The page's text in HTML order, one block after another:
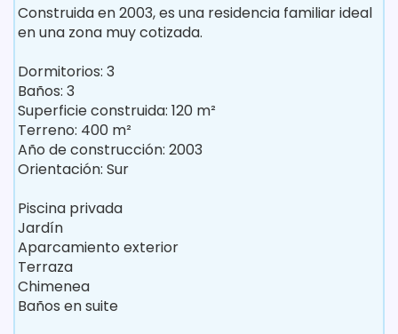
Construida en 2003, es una residencia familiar ideal
en una zona muy cotizada.
Dormitorios: 3
Baños: 3
Superficie construida: 120 m²
Terreno: 400 m²
Año de construcción: 2003
Orientación: Sur
Piscina privada
Jardín
Aparcamiento exterior
Terraza
Chimenea
Baños en suite